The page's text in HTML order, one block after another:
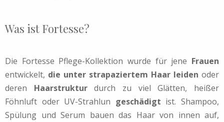
Was ist Fortesse?
Die Fortesse Pflege-Kollektion wurde für jene Frauen
entwickelt, die unter strapaziertem Haar leiden oder
deren Haarstrukturdurch zu viel Glätten, heißer
Föhnluft oder UV-Strahlun geschädigt ist. Shampoo,
Spülung und Serum bauen das Haar von innen auf,